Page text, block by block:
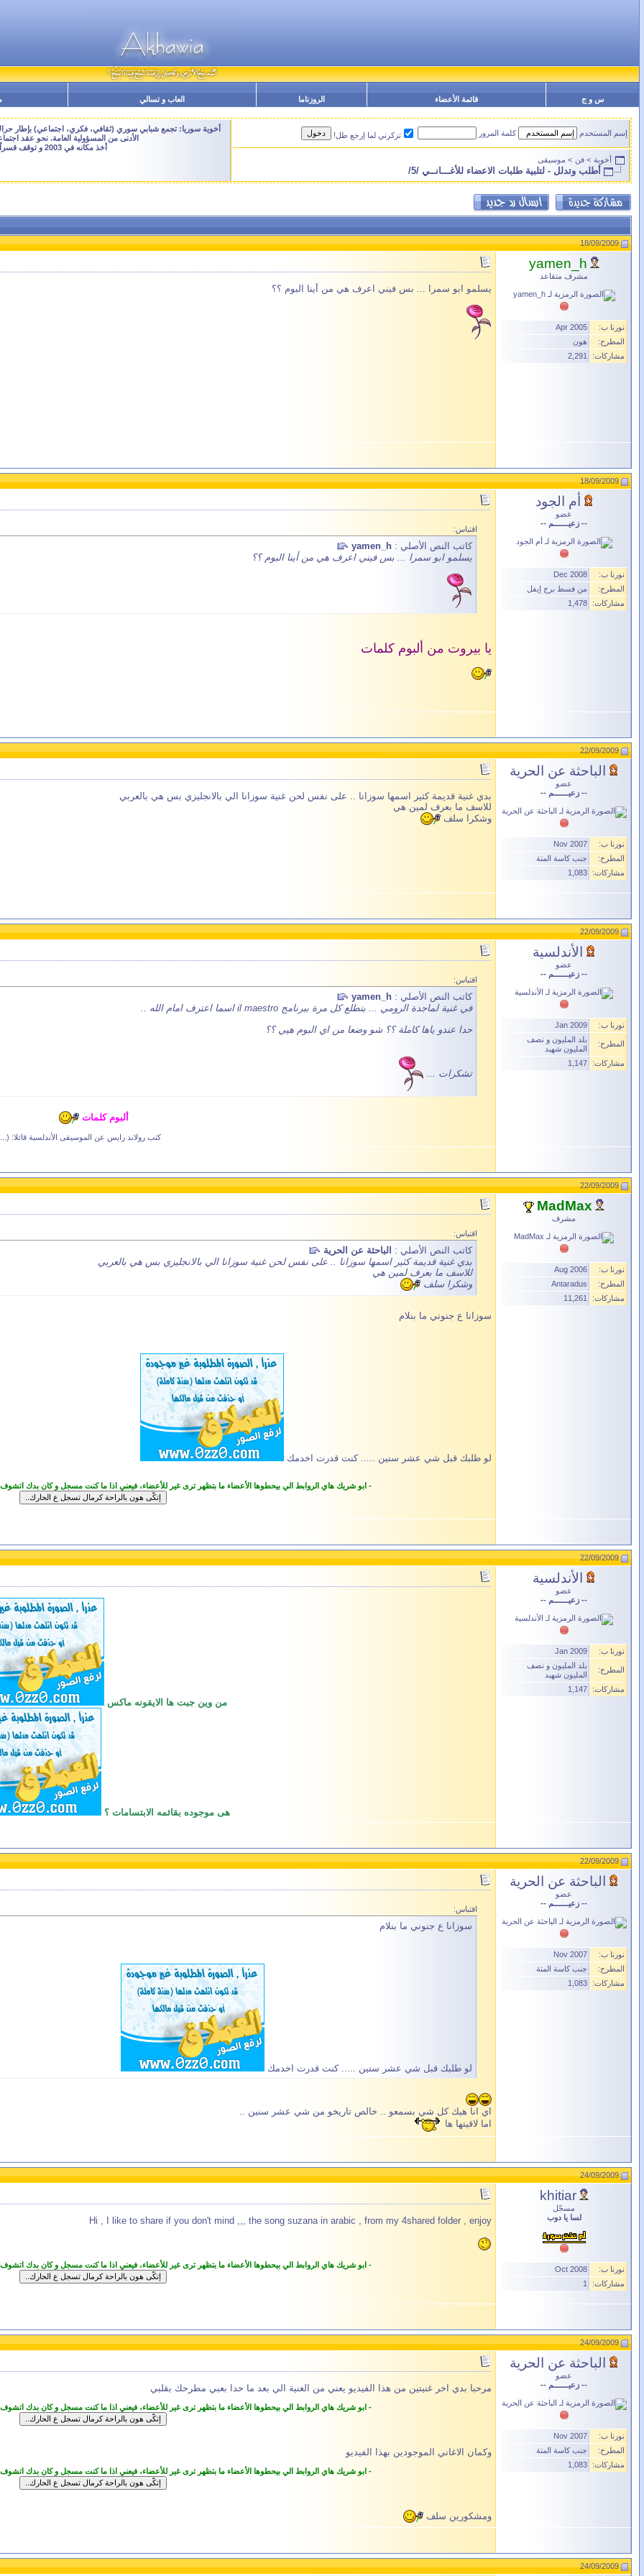
س و ج قائمة الأعضاء الروزناما العاب و تسالي
إسم المستخدم كلمة المرور تزكرني لما إرجع طل!
أخوية سوريا: تجمع شبابي سوري (ثقافي، فكري، اجتماعي) بإطار
الأدنى من المسؤولية العامة. نحو عقد
أخذ مكانه في 2003 و توقف قسراً نهاية 2009 - النسخة الحالية هنا هي ارشيفية للتصفح فقط
أخوية > فن > موسيقى
أطلب وتدلل - لتلبية طلبات الاعضاء للأغـــانــي /5/
18/09/2009
yamen_h
مشرف متقاعد
نورنا ب:
Apr 2005
المطرح:
هون
مشاركات:
2,291
يسلمو ابو سمرا ... بس فيني اعرف هي من أينا البوم ؟؟
18/09/2009
أم الجود
عضو
-- زعيـــــــم --
نورنا ب:
Dec 2008
المطرح:
من فسط برج إيفل
مشاركات:
1,478
اقتباس:
كاتب النص الأصلي : yamen_h
يسلمو ابو سمرا ... بس فيني اعرف هي من أينا البوم ؟؟
يا بيروت من ألبوم كلمات
22/09/2009
الباحثة عن الحرية
عضو
-- زعيـــــــم --
نورنا ب:
Nov 2007
المطرح:
جنب كاسة المتة
مشاركات:
1,083
بدي غنية قديمة كثير اسمها سوزانا .. على نفس لحن غنية سوزانا الي بالانجليزي بس هي بالعربي
للاسف ما بعرف لمين هي
وشكرا سلف
22/09/2009
الأندلسية
عضو
-- زعيـــــــم --
نورنا ب: Jan 2009
المطرح:
بلد المليون و نصف
المليون شهيد
مشاركات:
1,147
اقتباس:
كاتب النص الأصلي : yamen_h
في غنية لماجدة الرومي ... بتطلع كل مرة ببرنامج il maestro اسما اعترف امام الله ..
حدا عندو ياها كاملة ؟؟ شو وضعا من اي البوم هيي ؟؟
تشكرات ...
ألبوم كلمات
كتب رولاند رايس عن الموسيقى الأندلسية قائلا:
22/09/2009
MadMax
مشرف
نورنا ب:
Aug 2006
المطرح:
Antaradus
مشاركات:
11,261
اقتباس:
كاتب النص الأصلي : الباحثة عن الحرية
بدي غنية قديمة كثير اسمها سوزانا .. على نفس لحن غنية سوزانا الي بالانجليزي بس هي بالعربي
للاسف ما بعرف لمين هي
وشكرا سلف
سوزانا ع جنوني ما بنلام
لو طلبك قبل شي عشر سنين ..... كنت قدرت اخدمك
- ابو شريك هاي الروابط الي بيحطوها الأعضاء ما بتظهر ترى غير للأعضاء، فيعني اذا ما كنت مسجل و كان بدك
22/09/2009
الأندلسية
عضو
-- زعيـــــــم --
نورنا ب: Jan 2009
المطرح:
بلد المليون و نصف
المليون شهيد
مشاركات:
1,147
من وين جبت ها الايقونه ماكس
هى موجوده بقائمه الابتسامات ؟
22/09/2009
الباحثة عن الحرية
عضو
-- زعيـــــــم --
نورنا ب:
Nov 2007
المطرح:
جنب كاسة المتة
مشاركات:
1,083
اقتباس:
سوزانا ع جنوني ما بنلام
لو طلبك قبل شي عشر سنين ..... كنت قدرت اخدمك
اي انا هيك كل شي بسمعو .. خالص تاريخو من شي عشر سنين ..
اما لاقيتها ها
24/09/2009
khitiar
مسجّل
لسا يا دوب
نورنا ب:
Oct 2008
مشاركات:
1
Hi , I like to share if you don't mind ,,, the song suzana in arabic , from my 4shared folder , enjoy
- ابو شريك هاي الروابط الي بيحطوها الأعضاء ما بتظهر ترى غير للأعضاء، فيعني اذا ما كنت مسجل و كان بدك
24/09/2009
الباحثة عن الحرية
عضو
-- زعيـــــــم --
نورنا ب:
Nov 2007
المطرح:
جنب كاسة المتة
مشاركات:
1,083
مرحبا بدي اخر غنيتين من هذا الفيديو يعني من الغنية الي بعد ما حدا بعبي مطرحك بقلبي
- ابو شريك هاي الروابط الي بيحطوها الأعضاء ما بتظهر ترى غير للأعضاء، فيعني اذا ما كنت مسجل و كان بدك
وكمان الاغاني الموجودين بهذا الفيديو
- ابو شريك هاي الروابط الي بيحطوها الأعضاء ما بتظهر ترى غير للأعضاء، فيعني اذا ما كنت مسجل و كان بدك
ومشكورين سلف
24/09/2009